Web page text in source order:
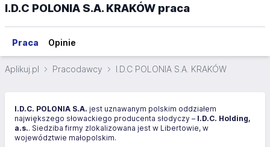
I.D.C POLONIA S.A. KRAKÓW praca
Praca Opinie
Aplikuj.pl Pracodawcy I.D.C POLONIA S.A. KRAKÓW
I.D.C. POLONIA S.A. jest uznawanym polskim oddziałem
największego słowackiego producenta słodyczy – I.D.C. Holding,
a.s.. Siedziba firmy zlokalizowana jest w Libertowie, w
województwie małopolskim.